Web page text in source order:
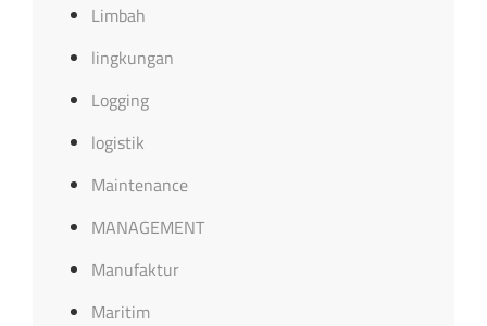
Limbah
lingkungan
Logging
logistik
Maintenance
MANAGEMENT
Manufaktur
Maritim